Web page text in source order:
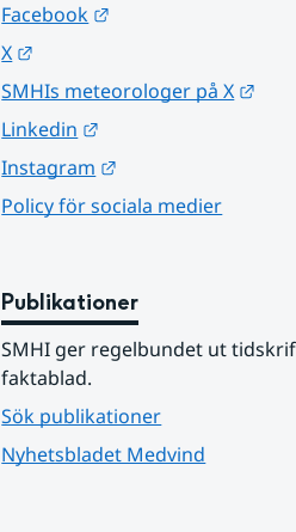
Facebook
X
SMHIs meteorologer på X
Linkedin
Instagram
Policy för sociala medier
Publikationer
SMHI ger regelbundet ut
faktablad.
Sök publikationer
Nyhetsbladet Medvind